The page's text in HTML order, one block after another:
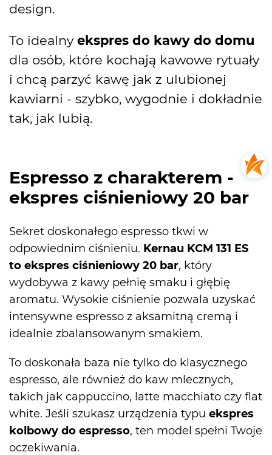
design.
To idealny ekspres do kawy do domu
dla osób, które kochają kawowe rytuały
i chcą parzyć kawę jak z ulubionej
kawiarni - szybko, wygodnie i dokładnie
tak, jak lubią.
Espresso z charakterem -
ekspres ciśnieniowy 20 bar
Sekret doskonałego espresso tkwi w
odpowiednim ciśnieniu. Kernau KCM 131 ES
to ekspres ciśnieniowy 20 bar, który
wydobywa z kawy pełnię smaku i głębię
aromatu. Wysokie ciśnienie pozwala uzyskać
intensywne espresso z aksamitną cremą i
idealnie zbalansowanym smakiem.
To doskonała baza nie tylko do klasycznego
espresso, ale również do kaw mlecznych,
takich jak cappuccino, latte macchiato czy flat
white. Jeśli szukasz urządzenia typu ekspres
kolbowy do espresso, ten model spełni Twoje
oczekiwania.